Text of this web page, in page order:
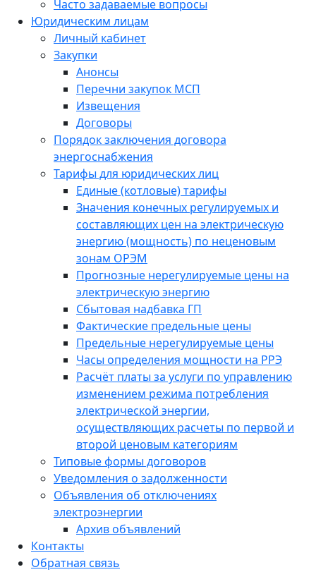
Часто задаваемые вопросы
Юридическим лицам
Личный кабинет
Закупки
Анонсы
Перечни закупок МСП
Извещения
Договоры
Порядок заключения договора
энергоснабжения
Тарифы для юридических лиц
Единые (котловые) тарифы
Значения конечных регулируемых и
составляющих цен на электрическую
энергию (мощность) по неценовым
зонам ОРЭМ
Прогнозные нерегулируемые цены на
электрическую энергию
Сбытовая надбавка ГП
Фактические предельные цены
Предельные нерегулируемые цены
Часы определения мощности на РРЭ
Расчёт платы за услуги по управлению
изменением режима потребления
электрической энергии,
осуществляющих расчеты по первой и
второй ценовым категориям
Типовые формы договоров
Уведомления о задолженности
Объявления об отключениях
электроэнергии
Архив объявлений
Контакты
Обратная связь